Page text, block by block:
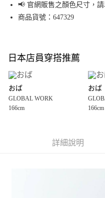
Google Pay
大哥付你分期
相關說明
【大哥付你分期使用說明】
1.本服務由台灣大哥大提供，台灣
2.付款方式選擇「大哥付你分期」
流程，驗證手機門號後，選擇欲
成交易。
消。如遇「轉專審核」未通過狀
法說明評估內容。
相關說明
【關於「AFTEE先享後付」】
２．便利：只要手機號碼，簡訊認
📢 官網販售之顏色尺寸，
商品貨號：647329
日本店員穿搭推薦
おば
GLOBAL WORK
166cm
おば
166cm
詳細說明